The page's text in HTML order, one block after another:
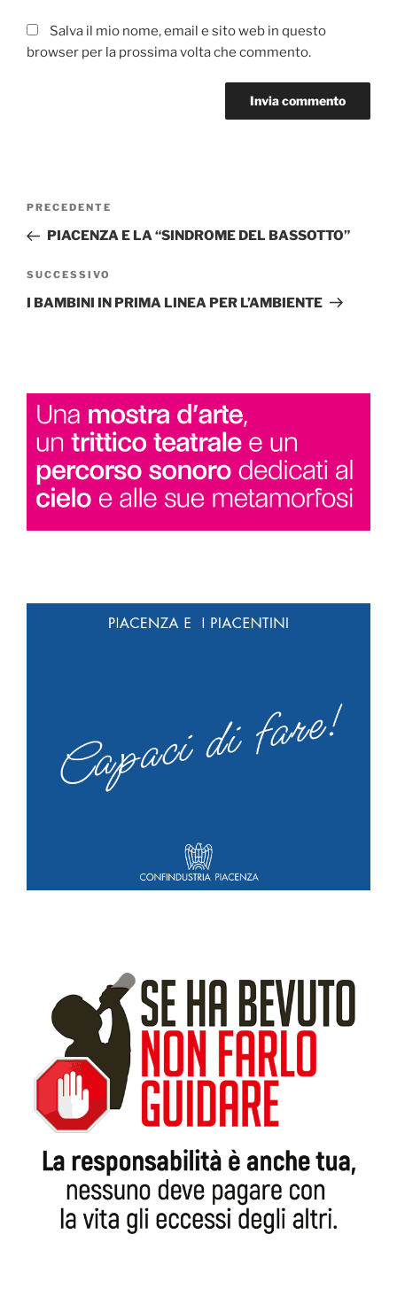
Salva il mio nome, email e sito web in questo
browser per la prossima volta che commento.
Navigazione
Articolo
precedente:
PRECEDENTE
PIACENZA E LA “SINDROME DEL BASSOTTO”
Articolo
successivo
SUCCESSIVO
I BAMBINI IN PRIMA LINEA PER L’AMBIENTE